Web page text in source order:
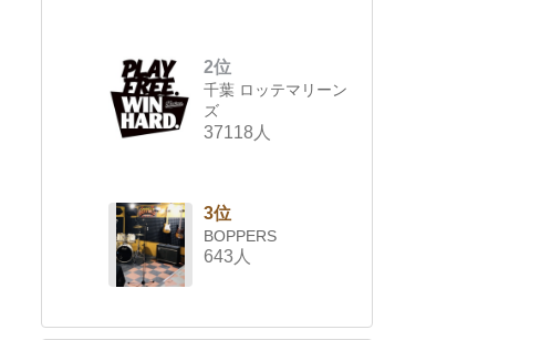
2位
千葉 ロッテマリーン
ズ
37118人
3位
BOPPERS
643人